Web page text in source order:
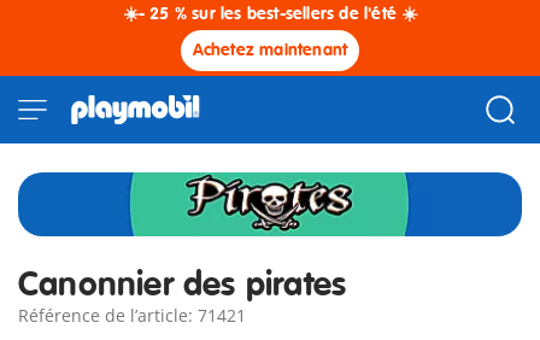
☀️- 25 % sur les best-sellers de l'été ☀️
Achetez maintenant
Canonnier des pirates
Référence de l’article: 71421